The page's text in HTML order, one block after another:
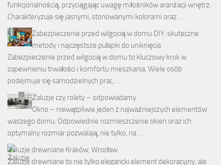
funkcjonalnością, przyciągając uwagę miłośników aranżacji wnętrz.
Charakteryzuje się jasnymi, stonowanymi kolorami oraz …
Zabezpieczenie przed wilgocią w domu DIY: skuteczne
metody i najczęstsze pułapki do uniknięcia
Zabezpieczenie przed wilgocią w domu to kluczowy krok w
zapewnieniu trwałości i komfortu mieszkania. Wiele osób
podejmuje się samodzielnych prac, …
Żaluzje czy rolety – odpowiadamy.
Okno – niewątpliwie jeden z najważniejszych elementów
waszego domu. Odpowiednie rozmieszczenie okien oraz ich
optymalny rozmiar pozwalają, nie tylko, na …
Żaluzje drewniane Kraków, Wrocław
Żaluzje drewniane to nie tylko elegancki element dekoracyjny, ale